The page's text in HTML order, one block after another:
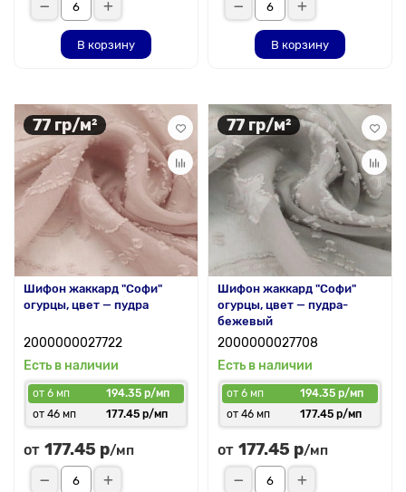
В корзину В корзину
77 гр/м²
Шифон жаккард "Софи"
огурцы, цвет — пудра
2000000027722
Есть в наличии
от 6 мп
194.35 р/мп
от 46 мп
177.45 р/мп
от 177.45 р/мп
77 гр/м²
Шифон жаккард "Софи"
огурцы, цвет — пудра-
бежевый
2000000027708
Есть в наличии
от 6 мп
194.35 р/мп
от 46 мп
177.45 р/мп
от 177.45 р/мп